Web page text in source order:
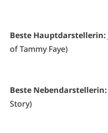
Beste Hauptdarstellerin:
of Tammy Faye)
Beste Nebendarstellerin:
Story)